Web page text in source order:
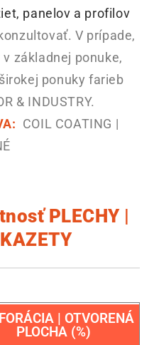
panelov a profilov
V prípade,
základnej ponuke,
ponuky farieb
& INDUSTRY.
COIL COATING |
PLECHY |
| OTVORENÁ
PLOCHA (%)